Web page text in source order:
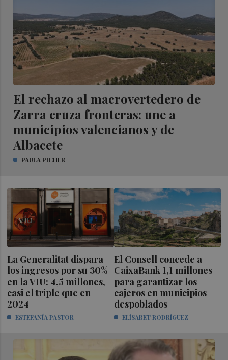
El rechazo al macrovertedero de
Zarra cruza fronteras: une a
municipios valencianos y de
Albacete
PAULA PICHER
La Generalitat dispara
los ingresos por su 30%
en la VIU: 4,5 millones,
casi el triple que en
2024
ESTEFANÍA PASTOR
El Consell concede a
CaixaBank 1,1 millones
para garantizar los
cajeros en municipios
despoblados
ELÍSABET RODRÍGUEZ